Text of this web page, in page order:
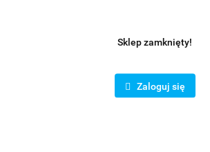
Sklep zamknięty!
Zaloguj się